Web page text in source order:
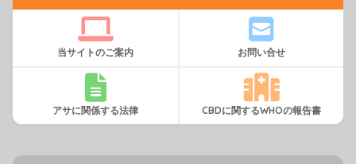
当サイトのご案内 お問い合せ
アサに関係する法律 CBDに関するWHOの報告書